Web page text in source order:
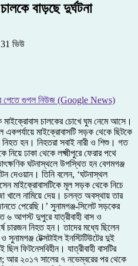
বাড়ছে দুর্ঘটনা
ভিউ
পেতে গুগল নিউজ (Google News)
মাইক্রোবাস চালকের চোখে ঘুম নেমে আসে।
মাইক্রোবাসটি সড়ক থেকে ছিটকে
হন। নিহতরা সবাই নারী ও শিশু। গত
ঢাকা থেকে লক্ষ্মীপুরে ফেরার পথে
ঘটনাস্থলে উপস্থিত হন বেগমগঞ্জ
দেওয়ান। তিনি বলেন, ‘ঘটনাস্থল
মাইক্রোবাসটিকে মূল সড়ক থেকে নিচে
নামিয়ে দেয়। চলন্ত অবস্থায় তার
পেরেছি।’ সুনামগঞ্জ-সিলেট সড়কের
৬ আগস্ট দুপুরে যাত্রীবাহী বাস ও
চারজন নিহত হন। তাদের মধ্যে ছিলেন
সুনামগঞ্জ টেক্সটাইল ইনস্টিটিউটের দুই
ছিল ফিটনেসবিহীন। যাত্রীবাহী বাসটির
আর ২০১৭ সালের ৭ নভেম্বরের পর থেকে